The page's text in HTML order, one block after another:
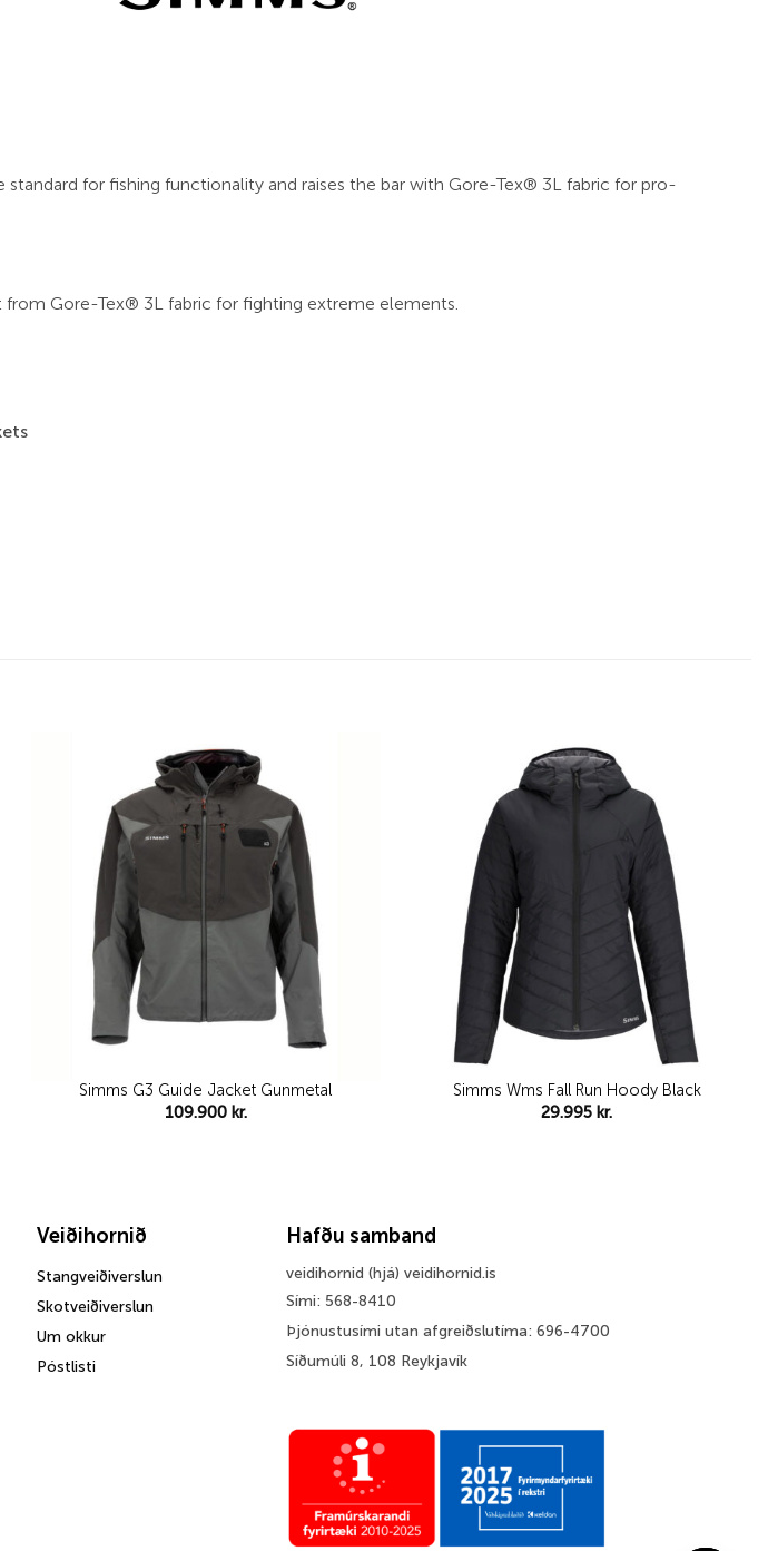
for fishing functionality and raises the bar with Gore-Tex® 3L fabric for pro-
Gore-Tex® 3L fabric for fighting extreme elements.
Simms G3 Guide Jacket Gunmetal
109.900 kr.
Simms Wms Fall Run Hoody Black
29.995kr.
Veiðihornið
Stangveiðiverslun
Skotveiðiverslun
Um okkur
Póstlisti
Hafðu samband
veidihornid (hjá) veidihornid.is
Sími: 568-8410
Þjónustusími utan afgreiðslutíma: 696-4700
Síðumúli 8, 108 Reykjavík